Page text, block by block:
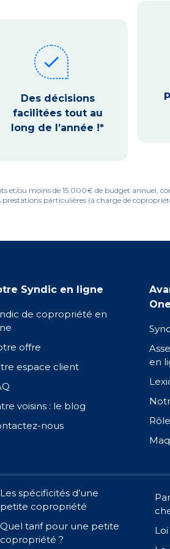
check
Des décisions
facilitées tout au
long de l’année !*
et/ou moins de 15.000€ de budget annuel,
particulières (à charge de
Syndic en ligne
de copropriété en
offre
espace client
voisins : le blog
nous
One
en
Les spécificités d’une
petite copropriété
Quel tarif pour une petite
copropriété ?